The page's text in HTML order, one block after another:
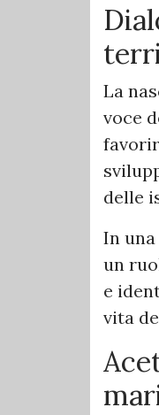
La
voce
delle
In
un
e
vita